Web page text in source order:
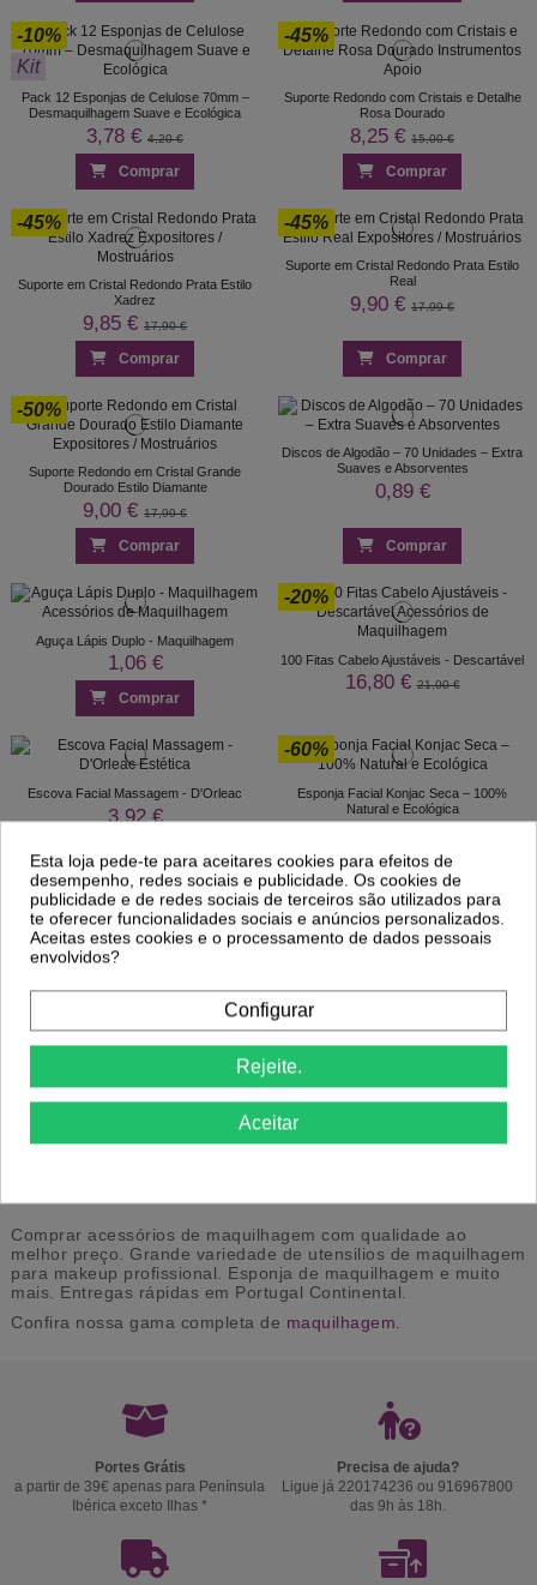
-10%
Kit
Pack 12 Esponjas de Celulose 70mm –
Desmaquilhagem Suave e Ecológica
3,78 € 4,20 €
Comprar
-45%
Suporte Redondo com Cristais e Detalhe
Rosa Dourado
8,25 € 15,00 €
Comprar
-45%
Suporte em Cristal Redondo Prata Estilo
Xadrez
9,85 € 17,90 €
Comprar
-45%
Suporte em Cristal Redondo Prata Estilo
Real
9,90 € 17,99 €
Comprar
-50%
Suporte Redondo em Cristal Grande
Dourado Estilo Diamante
9,00 € 17,99 €
Comprar
Discos de Algodão – 70 Unidades – Extra
Suaves e Absorventes
0,89 €
Comprar
Aguça Lápis Duplo - Maquilhagem
1,06 €
Comprar
-20%
100 Fitas Cabelo Ajustáveis - Descartável
16,80 €21,00 €
Escova Facial Massagem - D'Orleac
3,92 €
Comprar
-60%
Esponja Facial Konjac Seca – 100%
Natural e Ecológica
Comprar
Revirador de Pestanas – Curvatura
1,90 €
Comprar
Fita de Estética com Velcro
Comprar
Comprar acessórios de maquilhagem com qualidade ao
melhor preço. Grande variedade de utensilios de maquilhagem
para makeup profissional. Esponja de maquilhagem e muito
mais. Entregas rápidas em Portugal Continental.
Confira nossa gama completa de maquilhagem.
Portes Grátis
a partir de 39€ apenas para Península
Ibérica exceto Ilhas *
Precisa de ajuda?
Ligue já 220174236 ou 916967800
das 9h às 18h.
Esta loja pede-te para aceitares cookies para efeitos de
desempenho, redes sociais e publicidade. Os cookies de
publicidade e de redes sociais de terceiros são utilizados para
te oferecer funcionalidades sociais e anúncios personalizados.
Aceitas estes cookies e o processamento de dados pessoais
envolvidos?
Configurar
Rejeite.
Aceitar